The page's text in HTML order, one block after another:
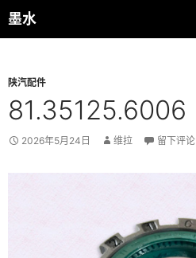
跳
至
墨水
搜
索
陕汽配件
81.35125.6006
2026年5月24日 维拉 留下评论